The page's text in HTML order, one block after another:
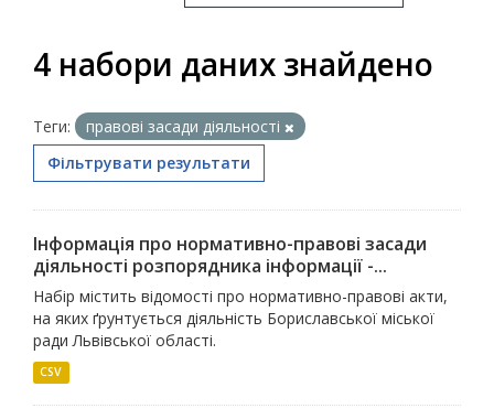
4 набори даних знайдено
Теги:
правові засади діяльності
Фільтрувати результати
Інформація про нормативно-правові засади
діяльності розпорядника інформації -...
Набір містить відомості про нормативно-правові акти,
на яких ґрунтується діяльність Бориславської міської
ради Львівської області.
CSV